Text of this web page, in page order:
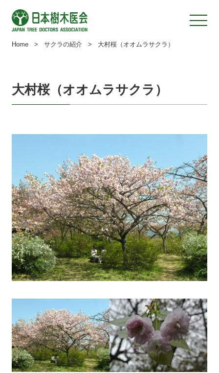
Home > サクラの紹介 > 大村桜（オオムラサクラ）
大村桜（オオムラサクラ）